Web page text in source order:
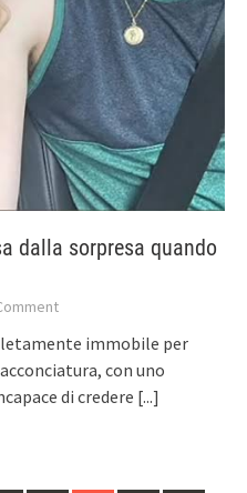
dalla sorpresa quando
immobile per
con uno
di credere [...]